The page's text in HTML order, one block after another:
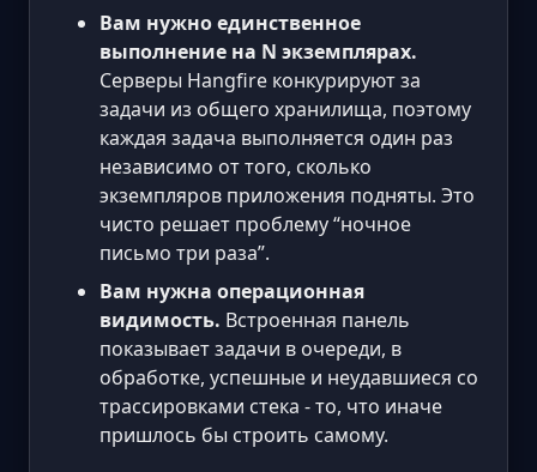
Вам нужно единственное
выполнение на N экземплярах.
Серверы Hangfire конкурируют за
задачи из общего хранилища, поэтому
каждая задача выполняется один раз
независимо от того, сколько
экземпляров приложения подняты. Это
чисто решает проблему “ночное
письмо три раза”.
Вам нужна операционная
видимость. Встроенная панель
показывает задачи в очереди, в
обработке, успешные и неудавшиеся со
трассировками стека - то, что иначе
пришлось бы строить самому.